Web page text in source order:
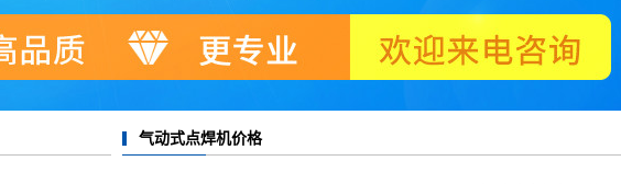
特异焊机配套设备
点焊机
脚踏式点焊机
气动式点焊机价格